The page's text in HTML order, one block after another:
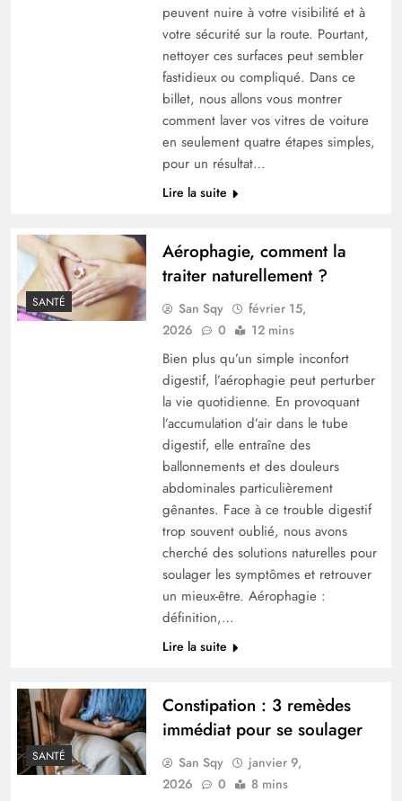
peuvent nuire à votre visibilité et à
votre sécurité sur la route. Pourtant,
nettoyer ces surfaces peut sembler
fastidieux ou compliqué. Dans ce
billet, nous allons vous montrer
comment laver vos vitres de voiture
en seulement quatre étapes simples,
pour un résultat…
Lire la suite
SANTÉ
Aérophagie, comment la
traiter naturellement ?
San Sqy
février 15,
2026
0 12 mins
Bien plus qu’un simple inconfort
digestif, l’aérophagie peut perturber
la vie quotidienne. En provoquant
l’accumulation d’air dans le tube
digestif, elle entraîne des
ballonnements et des douleurs
abdominales particulièrement
gênantes. Face à ce trouble digestif
trop souvent oublié, nous avons
cherché des solutions naturelles pour
soulager les symptômes et retrouver
un mieux-être. Aérophagie :
définition,…
Lire la suite
SANTÉ
Constipation : 3 remèdes
immédiat pour se soulager
San Sqy
janvier 9,
2026
0 8 mins